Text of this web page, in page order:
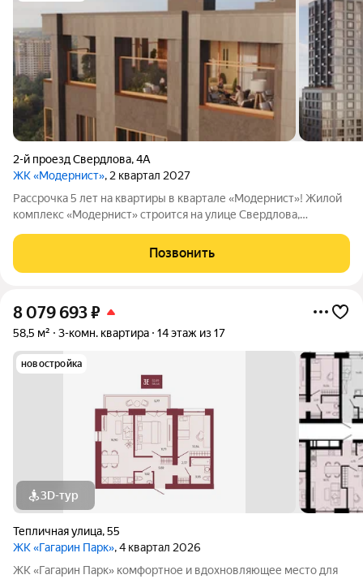
2-й проезд Свердлова,4А
ЖК «Модернист», 2 квартал 2027
Рассрочка 5 лет на квартиры в квартале «Модернист»! Жилой
комплекс «Модернист» строится на улице Свердлова,
образовательному и культурному центру. Здесь каждая деталь
помогает жить, отдыхать и
Позвонить
8 079 693₽
58,5 м² 3-комн. квартира 14 этаж из 17
новостройка
3D-тур
Тепличная улица,55
ЖК «Гагарин Парк», 4 квартал 2026
ЖК «Гагарин Парк» комфортное и вдохновляющее место для